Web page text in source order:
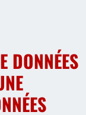
DONNÉES